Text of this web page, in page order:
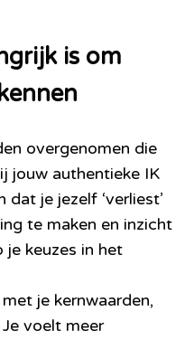
is om
overgenomen die
jouw authentieke IK
je jezelf ‘verliest’
te maken en inzicht
je keuzes in het
je kernwaarden,
voelt meer